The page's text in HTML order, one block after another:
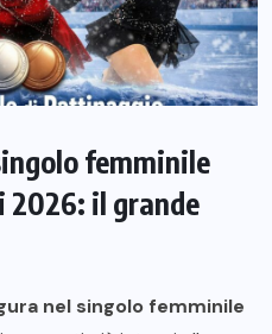
femminile
2026: il grande
nel singolo femminile